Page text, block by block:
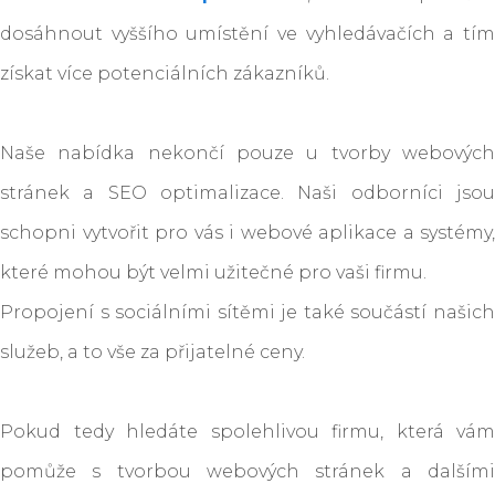
dosáhnout vyššího umístění ve vyhledávačích a tím
získat více potenciálních zákazníků.
Naše nabídka nekončí pouze u tvorby webových
stránek a SEO optimalizace. Naši odborníci jsou
schopni vytvořit pro vás i webové aplikace a systémy,
které mohou být velmi užitečné pro vaši firmu.
Propojení s sociálními sítěmi je také součástí našich
služeb, a to vše za přijatelné ceny.
Pokud tedy hledáte spolehlivou firmu, která vám
pomůže s tvorbou webových stránek a dalšími